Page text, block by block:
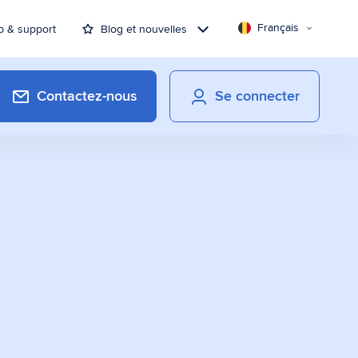
& support Blog et nouvelles Français
Contactez-nous Se connecter